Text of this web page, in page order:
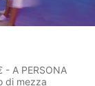
A PERSONA
di mezza